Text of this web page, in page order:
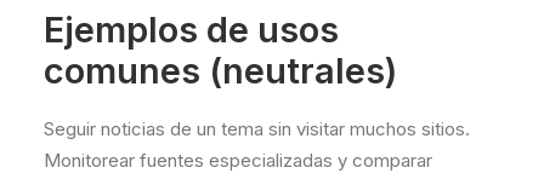
Ejemplos de usos
comunes (neutrales)
Seguir noticias de un tema sin visitar muchos sitios.
Monitorear fuentes especializadas y comparar